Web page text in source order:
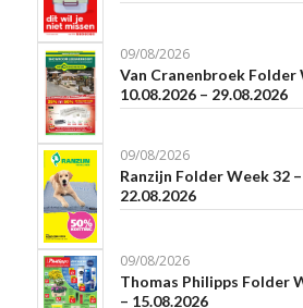
09/08/2026
Van Cranenbroek Folder
10.08.2026 – 29.08.2026
09/08/2026
Ranzijn Folder Week 32
22.08.2026
09/08/2026
Thomas Philipps Folder
– 15.08.2026